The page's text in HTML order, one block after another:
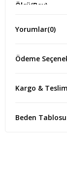
Ölçü(Boy)
Yorumlar(0)
Ödeme
Kargo &
Beden Tablosu